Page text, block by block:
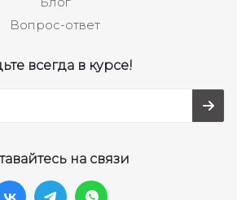
Вопрос-ответ
всегда в курсе!
на связи